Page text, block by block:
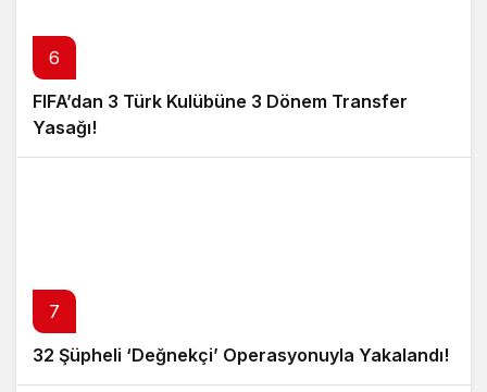
6
FIFA’dan 3 Türk Kulübüne 3 Dönem Transfer
Yasağı!
7
32 Şüpheli ‘Değnekçi’ Operasyonuyla Yakalandı!